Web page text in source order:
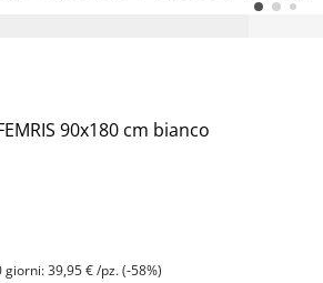
90x180 cm bianco
39,95 € /pz. (-58%)